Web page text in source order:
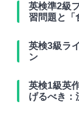
英検準2級
習問題と「
英検3級ラ
ン
英検1級英
げるべき：